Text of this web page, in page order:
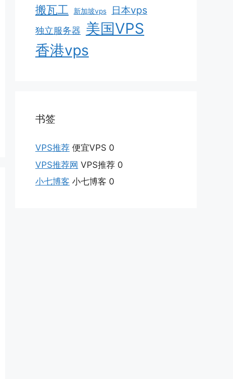
搬瓦工
新加坡vps 日本vps
独立服务器 美国VPS
香港vps
书签
VPS推荐 便宜VPS 0
VPS推荐网 VPS推荐 0
小七博客 小七博客 0